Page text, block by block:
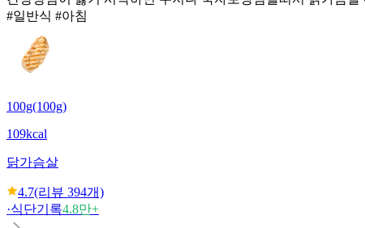
#일반식 #아침
100g(100g)
109kcal
닭가슴살
4.7(리뷰 394개)
·식단기록4.8만+